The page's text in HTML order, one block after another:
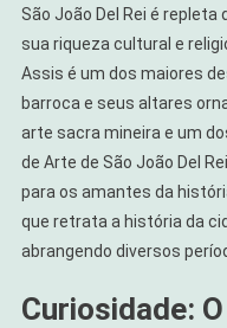
São João Del Rei é
sua riqueza cultural e
Assis é um dos maiores
barroca e seus altares
arte sacra mineira e um
de Arte de São João Del
para os amantes da
que retrata a história da
abrangendo diversos
Curiosidade: